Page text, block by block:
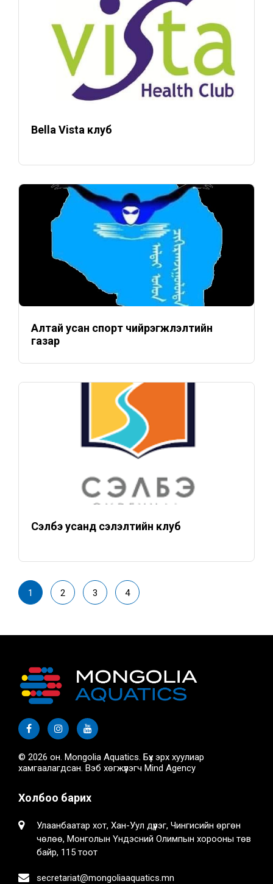
Bella Vista клуб
Алтай усан спорт чийрэгжүүлэлтийн
газар
Сэлбэ усанд сэлэлтийн клуб
1 2 3 4
© 2026 он. Mongolia Aquatics. Бүх эрх хуулиар
хамгаалагдсан. Вэб хөгжүүлэгч Mind Agency
Холбоо барих
Улаанбаатар хот, Хан-Уул дүүрэг, Чингисийн өргөн
чөлөө, Монголын Үндэсний Олимпын хорооны төв
байр, 115 тоот
secretariat@mongoliaaquatics.mn